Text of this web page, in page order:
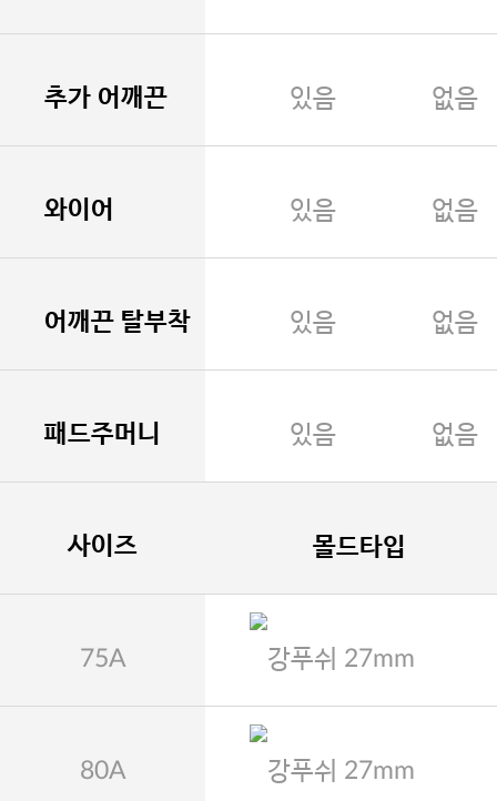
추가 어깨끈 있음 없음
와이어 있음 없음
어깨끈 탈부착 있음 없음
패드주머니 있음 없음
사이즈 몰드타입
75A 강푸쉬 27mm
80A 강푸쉬 27mm